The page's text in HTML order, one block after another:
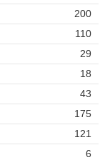
200
110
29
18
43
175
121
6